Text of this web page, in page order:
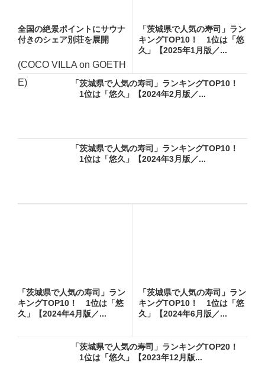
全国の絶景ポイントにサウナ
付きのシェア別荘を展開
(COCO VILLA on GOETH
E)
「茨城県で人気の寿司」ラン
キングTOP10！ 1位は「悠
久」【2025年1月版／...
「茨城県で人気の寿司」ランキングTOP10！
1位は「悠久」【2024年2月版／...
「茨城県で人気の寿司」ランキングTOP10！
1位は「悠久」【2024年3月版／...
「茨城県で人気の寿司」ラン
キングTOP10！ 1位は「悠
久」【2024年4月版／...
「茨城県で人気の寿司」ラン
キングTOP10！ 1位は「悠
久」【2024年6月版／...
「茨城県で人気の寿司」ランキングTOP20！
1位は「悠久」【2023年12月版...